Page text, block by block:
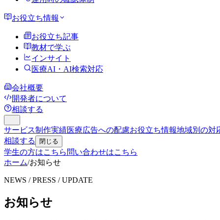
お役立ち情報
お役立ち記事
教材で学ぶ
インサイト
医療AI・AI検索対応
会社概要
開発者について
相談する
サービス制作実績医療広告への配慮お役立ち情報地域別の対
相談する
閉じる
学生の方はこちら 問い合わせはこちら
ホーム/お知らせ
NEWS / PRESS / UPDATE
お知らせ